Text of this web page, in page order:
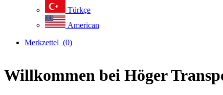
Türkçe
American
Merkzettel (0)
Willkommen bei Höger